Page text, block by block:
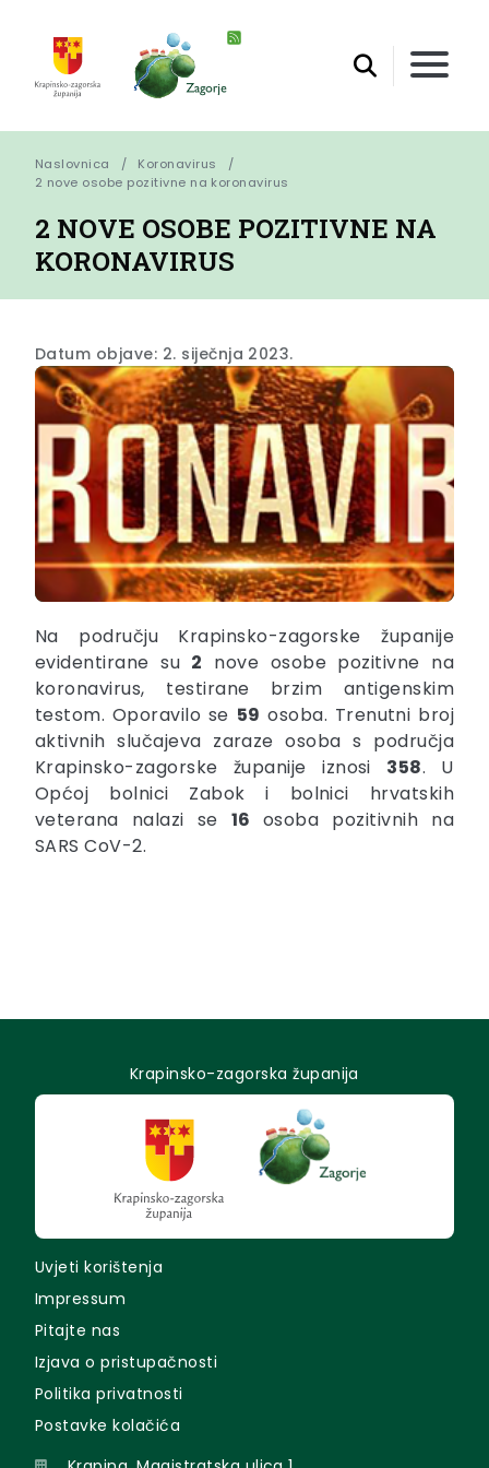
Naslovnica
Koronavirus
2 nove osobe pozitivne na koronavirus
2 NOVE OSOBE POZITIVNE NA
KORONAVIRUS
Datum objave: 2. siječnja 2023.
Na području Krapinsko-zagorske županije
evidentirane su 2 nove osobe pozitivne na
koronavirus, testirane brzim antigenskim
testom. Oporavilo se 59 osoba. Trenutni broj
aktivnih slučajeva zaraze osoba s područja
Krapinsko-zagorske županije iznosi 358. U
Općoj bolnici Zabok i bolnici hrvatskih
veterana nalazi se 16 osoba pozitivnih na
SARS CoV-2.
Krapinsko-zagorska županija
Uvjeti korištenja
Impressum
Pitajte nas
Izjava o pristupačnosti
Politika privatnosti
Postavke kolačića